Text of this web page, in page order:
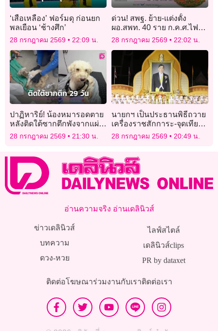
‘เสือเหลือง’ ฟอร์มดุ ก่อนยก
พลเยือน ‘ช้างศึก’
28 กรกฎาคม 2569 22:09 น.
ด่วน! สพฐ. ย้าย-แต่งตั้ง
ผอ.สพท. 40 ราย ก.ค.ศ.ไฟ
เขียว มีผลทันที 27 ก.ค. 69
28 กรกฎาคม 2569 22:02 น.
ปาฏิหาริย์! น้องหมารอดตาย
หลังติดใต้ซากตึกพังจากแผ่น
ดินไหวเวเนซุเอลานาน 29
28 กรกฎาคม 2569 21:30 น.
นายกฯ เป็นประธานพิธีถวาย
เครื่องราชสักการะ-จุดเทียน
ถวายพระพรชัยมงคลเฉลิม
พระชนมพรรษาพระบาท
28 กรกฎาคม 2569 20:49 น.
อ่านความจริง อ่านเดลินิวส์
ข่าวเดลินิวส์
บทความ
ดวง-หวย
ไลฟ์สไตล์
เดลินิวส์clips
PR by dataxet
ติดต่อโฆษณาร่วมงานกับเราติดต่อเรา